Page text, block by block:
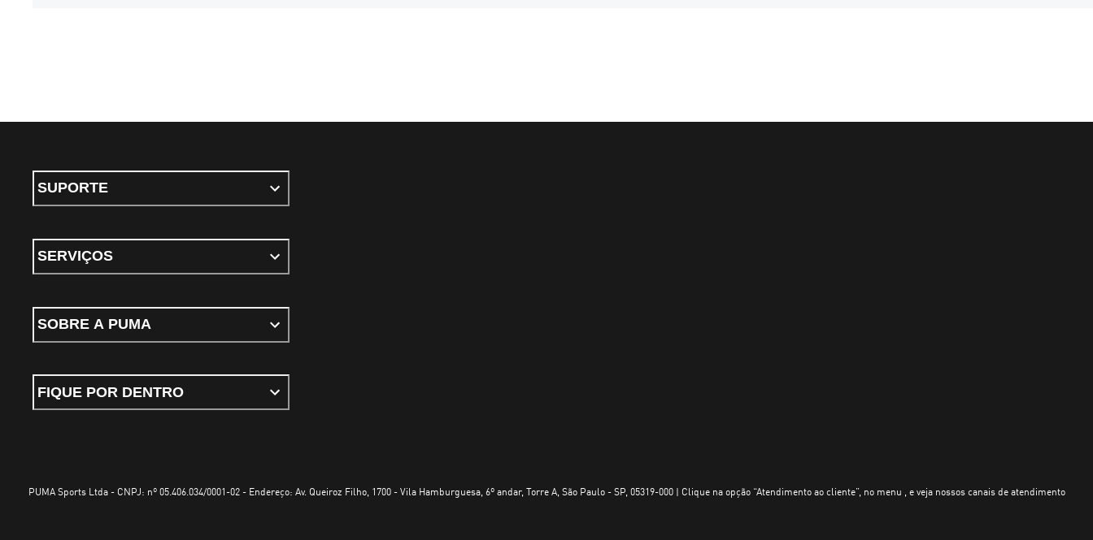
SUPORTE
SERVIÇOS
SOBRE A PUMA
FIQUE POR DENTRO
PUMA Sports Ltda - CNPJ: nº 05.406.034/0001-02 - Endereço: Av. Queiroz Filho, 1700 - Vila Hamburguesa, 6º andar, Torre A, São Paulo - SP, 05319-000 | Clique na opção “Atendimento ao cliente”, no menu , e veja nossos canais de atendimento